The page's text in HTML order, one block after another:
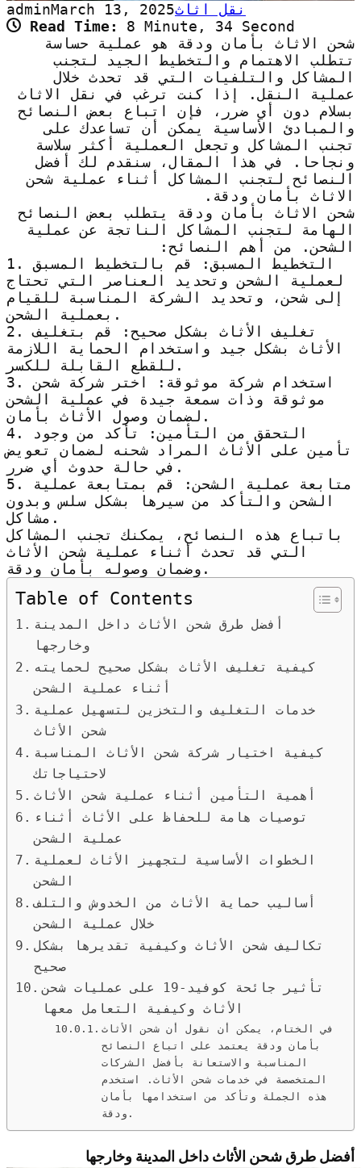
adminMarch 13, 2025نقل اثاث
Read Time:
8 Minute, 34 Second
شحن الاثاث بأمان ودقة هو عملية حساسة
تتطلب الاهتمام والتخطيط الجيد لتجنب
المشاكل والتلفيات التي قد تحدث خلال
عملية النقل. إذا كنت ترغب في نقل الاثاث
بسلام دون أي ضرر، فإن اتباع بعض النصائح
والمبادئ الأساسية يمكن أن تساعدك على
تجنب المشاكل وتجعل العملية أكثر سلاسة
ونجاحا. في هذا المقال، سنقدم لك أفضل
النصائح لتجنب المشاكل أثناء عملية شحن
الاثاث بأمان ودقة.
شحن الاثاث بأمان ودقة يتطلب بعض النصائح
الهامة لتجنب المشاكل الناتجة عن عملية
الشحن. من أهم النصائح:
1. التخطيط المسبق: قم بالتخطيط المسبق
لعملية الشحن وتحديد العناصر التي تحتاج
إلى شحن، وتحديد الشركة المناسبة للقيام
بعملية الشحن.
2. تغليف الأثاث بشكل صحيح: قم بتغليف
الأثاث بشكل جيد واستخدام الحماية اللازمة
للقطع القابلة للكسر.
3. استخدام شركة موثوقة: اختر شركة شحن
موثوقة وذات سمعة جيدة في عملية الشحن
لضمان وصول الأثاث بأمان.
4. التحقق من التأمين: تأكد من وجود
تأمين على الأثاث المراد شحنه لضمان تعويض
في حالة حدوث أي ضرر.
5. متابعة عملية الشحن: قم بمتابعة عملية
الشحن والتأكد من سيرها بشكل سلس وبدون
مشاكل.
باتباع هذه النصائح، يمكنك تجنب المشاكل
التي قد تحدث أثناء عملية شحن الأثاث
وضمان وصوله بأمان ودقة.
Table of Contents
أفضل طرق شحن الأثاث داخل المدينة
وخارجها
كيفية تغليف الأثاث بشكل صحيح لحمايته
أثناء عملية الشحن
خدمات التغليف والتخزين لتسهيل عملية
شحن الأثاث
كيفية اختيار شركة شحن الأثاث المناسبة
لاحتياجاتك
أهمية التأمين أثناء عملية شحن الأثاث
توصيات هامة للحفاظ على الأثاث أثناء
عملية الشحن
الخطوات الأساسية لتجهيز الأثاث لعملية
الشحن
أساليب حماية الأثاث من الخدوش والتلف
خلال عملية الشحن
تكاليف شحن الأثاث وكيفية تقديرها بشكل
صحيح
تأثير جائحة كوفيد-19 على عمليات شحن
الأثاث وكيفية التعامل معها
في الختام، يمكن أن نقول أن شحن الأثاث
بأمان ودقة يعتمد على اتباع النصائح
المناسبة والاستعانة بأفضل الشركات
المتخصصة في خدمات شحن الأثاث. استخدم
هذه الجملة وتأكد من استخدامها بأمان
ودقة.
أفضل طرق شحن الأثاث داخل المدينة وخارجها